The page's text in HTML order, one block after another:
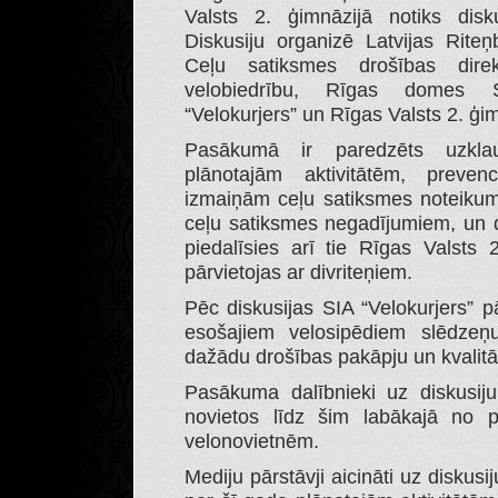
Valsts 2. ģimnāzijā notiks
Diskusiju organizē Latvijas
Ceļu satiksmes drošības
velobiedrību, Rīgas domes
“Velokurjers” un Rīgas Valsts 2.
Pasākumā ir paredzēts
plānotajām aktivitātēm,
izmaiņām ceļu satiksmes
ceļu satiksmes negadījumiem, un
piedalīsies arī tie Rīgas Valsts
pārvietojas ar divriteņiem.
Pēc diskusijas SIA “Velokurjers”
esošajiem velosipēdiem
dažādu drošības pakāpju un
Pasākuma dalībnieki uz
novietos līdz šim labākajā no
velonovietnēm.
Mediju pārstāvji aicināti uz